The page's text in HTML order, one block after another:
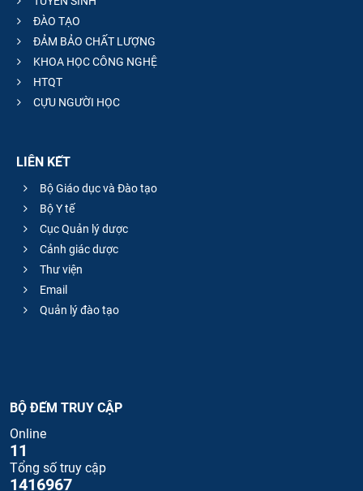
ĐÀO TẠO
ĐẢM BẢO CHẤT LƯỢNG
KHOA HỌC CÔNG NGHỆ
HTQT
CỰU NGƯỜI HỌC
LIÊN KẾT
Bộ Giáo dục và Đào tạo
Bộ Y tế
Cục Quản lý dược
Cảnh giác dược
Thư viện
Email
Quản lý đào tạo
BỘ ĐẾM TRUY CẬP
Online
11
Tổng số truy cập
1416967